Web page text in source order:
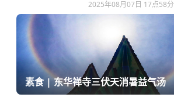
2025年08月07日 17点58分
素食 | 东华禅寺三伏天消暑益气汤